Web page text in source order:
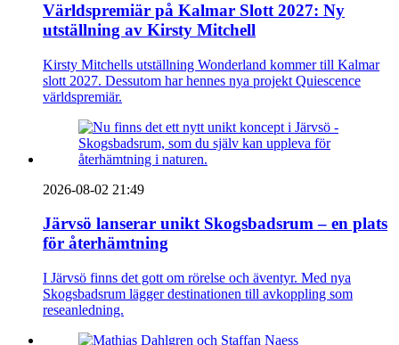
Världspremiär på Kalmar Slott 2027: Ny
utställning av Kirsty Mitchell
Kirsty Mitchells utställning Wonderland kommer till Kalmar
slott 2027. Dessutom har hennes nya projekt Quiescence
världspremiär.
2026-08-02 21:49
Järvsö lanserar unikt Skogsbadsrum – en plats
för återhämtning
I Järvsö finns det gott om rörelse och äventyr. Med nya
Skogsbadsrum lägger destinationen till avkoppling som
reseanledning.